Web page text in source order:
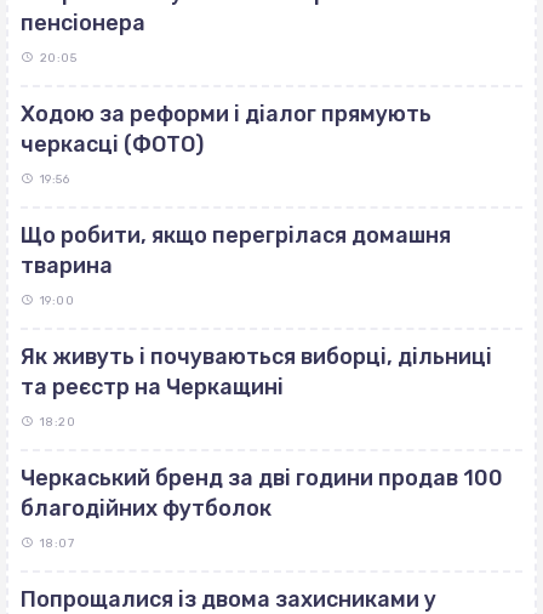
пенсіонера
20:05
Ходою за реформи і діалог прямують
черкасці (ФОТО)
19:56
Що робити, якщо перегрілася домашня
тварина
19:00
Як живуть і почуваються виборці, дільниці
та реєстр на Черкащині
18:20
Черкаський бренд за дві години продав 100
благодійних футболок
18:07
Попрощалися із двома захисниками у